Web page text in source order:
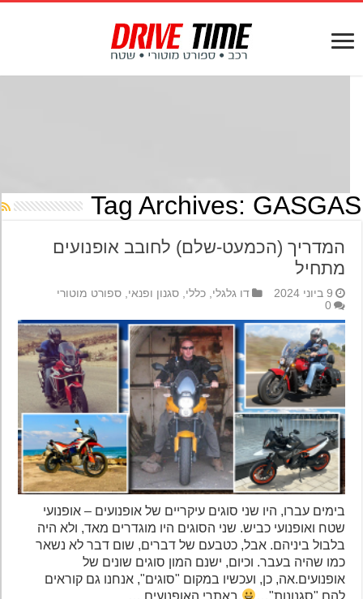
Tag Archives:
המדריך (הכמעט-שלם) לחובב אופנועים
מתחיל
9 ביוני 2024 דו גלגלי,כללי,סגנון ופנאי,ספורט מוטורי
0
בימים עברו, היו שני סוגים עיקריים של אופנועים – אופנועי
שטח ואופנועי כביש. שני הסוגים היו מוגדרים מאד, ולא היה
בלבול ביניהם. אבל, כטבעם של דברים, שום דבר לא נשאר
כמו שהיה בעבר. וכיום, ישנם המון סוגים שונים של
אופנועים.אה, כן, ועכשיו במקום "סוגים", אנחנו גם קוראים
להם "סגנונות"…
.באתרי האופנועים …